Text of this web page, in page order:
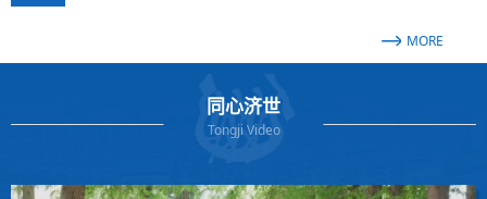
MORE
同心济世
Tongji Video